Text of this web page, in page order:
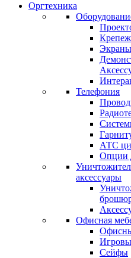
Оргтехника
Телефония
АТС
Опции
аксессуары
Офисная
Сейфы